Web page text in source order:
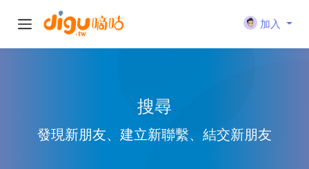
加入
搜尋
發現新朋友、建立新聯繫、結交新朋友